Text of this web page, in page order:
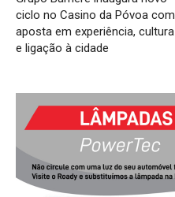
ciclo no Casino da Póvoa com
aposta em experiência, cultura
e ligação à cidade